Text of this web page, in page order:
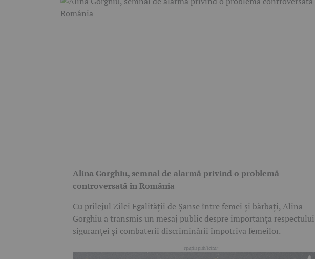
Alina Gorghiu, semnal de alarmă privind o problemă
controversată în România
Cu prilejul Zilei Egalității de Șanse între femei și bărbați,Alina
Gorghiu a transmis un mesaj public despre importanța
siguranței și combaterii discriminării împotriva femeilor.